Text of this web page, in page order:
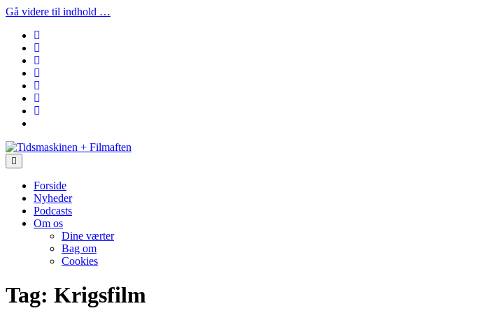
Gå videre til indhold …
Tidsmaskinen
+
Filmaften
Forside
Nyheder
Podcasts
Om os
Dine værter
Bag om
Cookies
Tag: Krigsfilm